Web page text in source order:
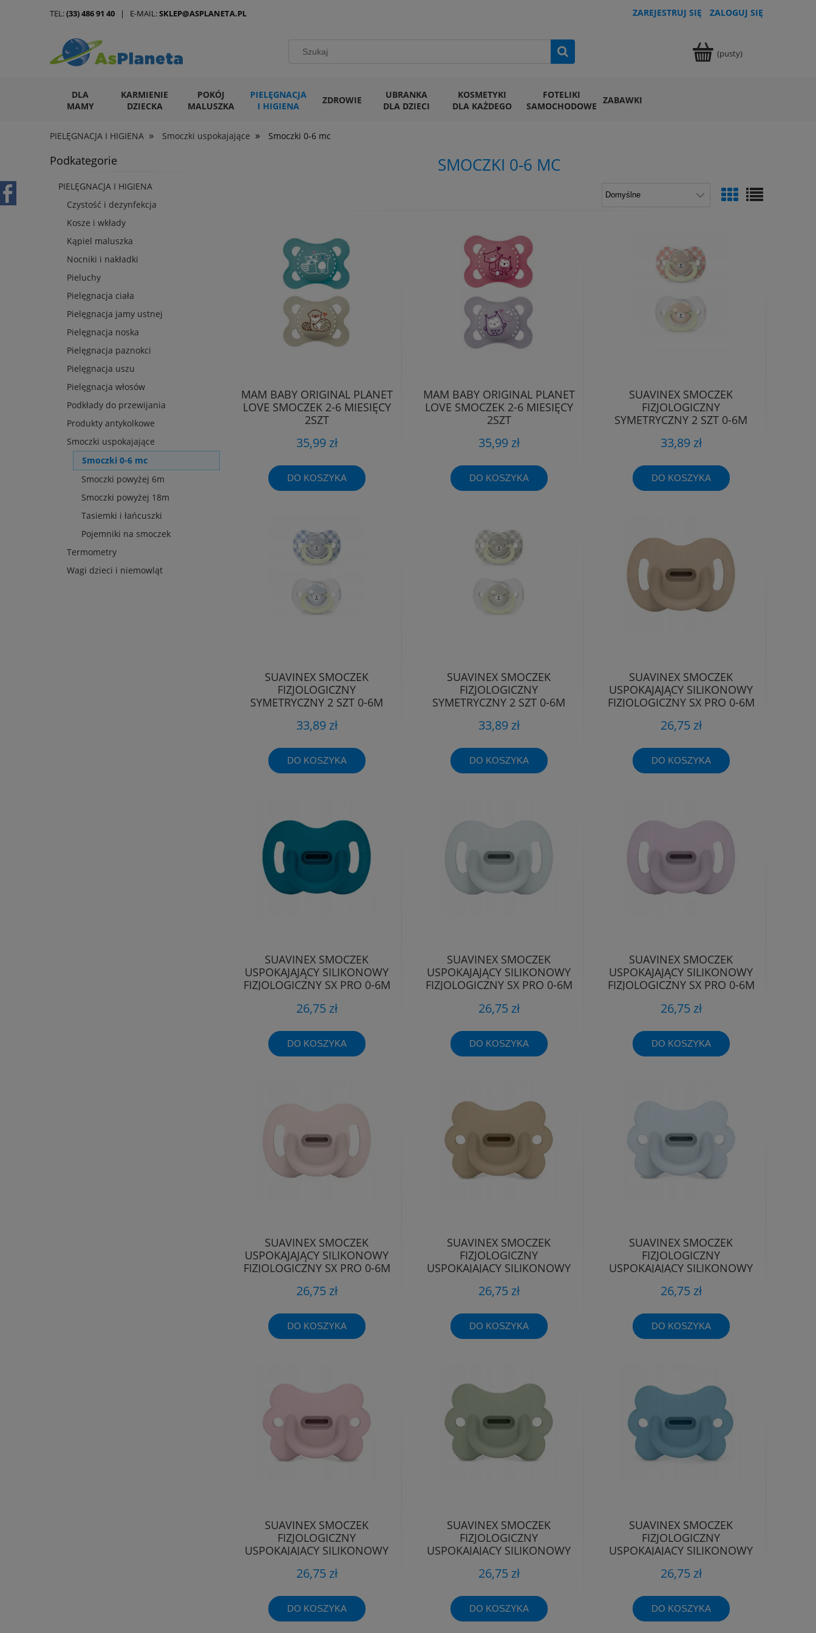
ZAREJESTRUJ SIĘ ZALOGUJ SIĘ
(pusty)
DLA
MAMY
KARMIENIE
DZIECKA
POKÓJ
MALUSZKA
PIELĘGNACJA
I HIGIENA
ZDROWIE
UBRANKA
DLA DZIECI
KOSMETYKI
DLA KAŻDEGO
FOTELIKI
SAMOCHODOWE ZABAWKI
ARTYKUŁY DLA ZWIERZĄT
PIELĘGNACJA I HIGIENA » Smoczki uspokajające » Smoczki 0-6 mc
TEL:(33) 486 91 40 | E-MAIL:SKLEP@ASPLANETA.PL
Podkategorie
PIELĘGNACJA I HIGIENA
Czystość i dezynfekcja
Kosze i wkłady
Kąpiel maluszka
Nocniki i nakładki
Pieluchy
Pielęgnacja ciała
Pielęgnacja jamy ustnej
Pielęgnacja noska
Pielęgnacja paznokci
Pielęgnacja uszu
Pielęgnacja włosów
Podkłady do przewijania
Produkty antykolkowe
Smoczki uspokajające
Smoczki 0-6 mc
Smoczki powyżej 6m
Smoczki powyżej 18m
Tasiemki i łańcuszki
Pojemniki na smoczek
Termometry
Wagi dzieci i niemowląt
SMOCZKI 0-6 MC
MAM BABY ORIGINAL PLANET
LOVE SMOCZEK 2-6 MIESIĘCY
2SZT
35,99 zł
DO KOSZYKA
MAM BABY ORIGINAL PLANET
LOVE SMOCZEK 2-6 MIESIĘCY
2SZT
35,99 zł
DO KOSZYKA
SUAVINEX SMOCZEK
FIZJOLOGICZNY
SYMETRYCZNY 2 SZT 0-6M
33,89 zł
DO KOSZYKA
SUAVINEX SMOCZEK
FIZJOLOGICZNY
SYMETRYCZNY 2 SZT 0-6M
33,89 zł
DO KOSZYKA
SUAVINEX SMOCZEK
FIZJOLOGICZNY
SYMETRYCZNY 2 SZT 0-6M
33,89 zł
DO KOSZYKA
SUAVINEX SMOCZEK
USPOKAJAJĄCY SILIKONOWY
FIZJOLOGICZNY SX PRO 0-6M
26,75 zł
DO KOSZYKA
SUAVINEX SMOCZEK
USPOKAJAJĄCY SILIKONOWY
FIZJOLOGICZNY SX PRO 0-6M
26,75 zł
DO KOSZYKA
SUAVINEX SMOCZEK
USPOKAJAJĄCY SILIKONOWY
FIZJOLOGICZNY SX PRO 0-6M
26,75 zł
DO KOSZYKA
SUAVINEX SMOCZEK
USPOKAJAJĄCY SILIKONOWY
FIZJOLOGICZNY SX PRO 0-6M
26,75 zł
DO KOSZYKA
SUAVINEX SMOCZEK
USPOKAJAJĄCY SILIKONOWY
FIZJOLOGICZNY SX PRO 0-6M
26,75 zł
DO KOSZYKA
SUAVINEX SMOCZEK
FIZJOLOGICZNY
USPOKAJAJĄCY SILIKONOWY
26,75 zł
DO KOSZYKA
SUAVINEX SMOCZEK
FIZJOLOGICZNY
USPOKAJAJĄCY SILIKONOWY
26,75 zł
DO KOSZYKA
SUAVINEX SMOCZEK
FIZJOLOGICZNY
USPOKAJAJĄCY SILIKONOWY
26,75 zł
DO KOSZYKA
SUAVINEX SMOCZEK
FIZJOLOGICZNY
USPOKAJAJĄCY SILIKONOWY
26,75 zł
DO KOSZYKA
SUAVINEX SMOCZEK
FIZJOLOGICZNY
USPOKAJAJĄCY SILIKONOWY
26,75 zł
DO KOSZYKA